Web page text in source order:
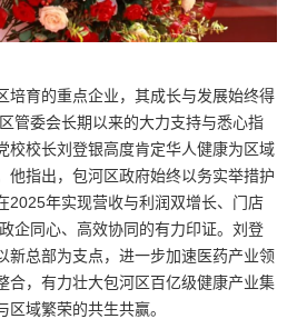
培育的重点企业，其成长与发展始终得
管委会长期以来的大力支持与悉心指
校校长刘登银高度肯定华人健康为区域
他指出，包河区政府始终以务实举措护
2025年实现营收与利润双增长、门店
企同心、高效协同的有力印证。刘登
新总部为支点，进一步加速医药产业领
合，有力壮大包河区百亿级健康产业集
域繁荣的共生共赢。